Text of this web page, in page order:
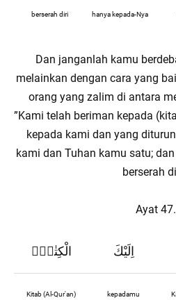
berserah diri hanya kepada-Nya
Dan janganlah kamu
melainkan dengan cara yang
orang yang zalim di antara
”Kami telah beriman kepada
kepada kami dan yang
kami dan Tuhan kamu satu;
berserah
Ayat 47.
الْكِتٰبَۗ اِلَيْكَ
Kitab (Al-Qur'an) kepadamu